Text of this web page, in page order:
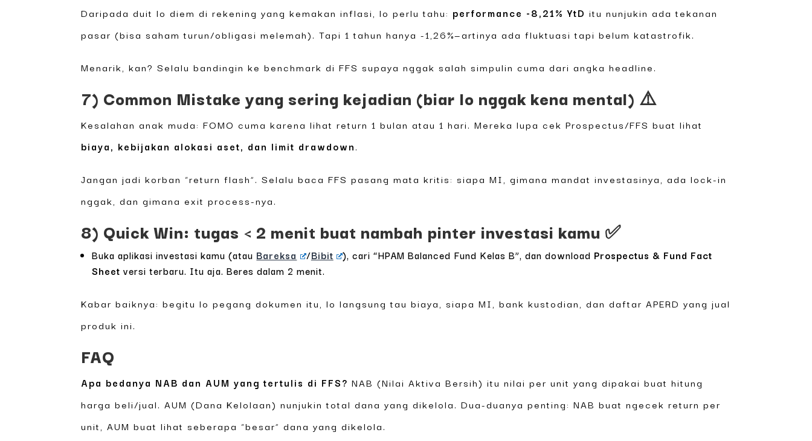
Daripada duit lo diem di rekening yang kemakan inflasi, lo perlu tahu: performance -8,21% YtD itu nunjukin ada tekanan
pasar (bisa saham turun/obligasi melemah). Tapi 1 tahun hanya -1,26%—artinya ada fluktuasi tapi belum katastrofik.
Menarik, kan? Selalu bandingin ke benchmark di FFS supaya nggak salah simpulin cuma dari angka headline.
7) Common Mistake yang sering kejadian (biar lo nggak kena mental) ⚠️
Kesalahan anak muda: FOMO cuma karena lihat return 1 bulan atau 1 hari. Mereka lupa cek Prospectus/FFS buat lihat
biaya, kebijakan alokasi aset, dan limit drawdown.
Jangan jadi korban “return flash”. Selalu baca FFS pasang mata kritis: siapa MI, gimana mandat investasinya, ada lock-in
nggak, dan gimana exit process-nya.
8) Quick Win: tugas < 2 menit buat nambah pinter investasi kamu ✅
Buka aplikasi investasi kamu (atau Bareksa /Bibit ), cari “HPAM Balanced Fund Kelas B”, dan download Prospectus & Fund Fact
Sheet versi terbaru. Itu aja. Beres dalam 2 menit.
Kabar baiknya: begitu lo pegang dokumen itu, lo langsung tau biaya, siapa MI, bank kustodian, dan daftar APERD yang jual
produk ini.
FAQ
Apa bedanya NAB dan AUM yang tertulis di FFS? NAB (Nilai Aktiva Bersih) itu nilai per unit yang dipakai buat hitung
harga beli/jual. AUM (Dana Kelolaan) nunjukin total dana yang dikelola. Dua-duanya penting: NAB buat ngecek return per
unit, AUM buat lihat seberapa “besar” dana yang dikelola.